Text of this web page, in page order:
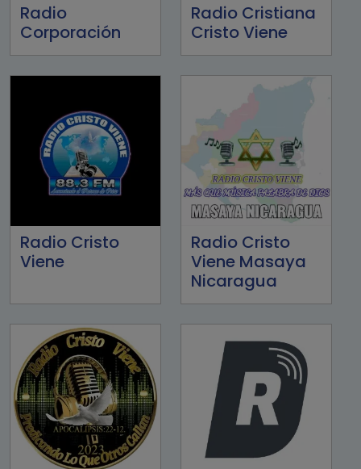
Radio
Corporación
Radio Cristiana
Cristo Viene
Radio Cristo
Viene
Radio Cristo
Viene Masaya
Nicaragua